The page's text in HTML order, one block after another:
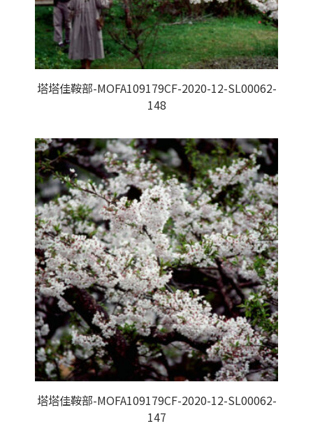
塔塔佳鞍部-MOFA109179CF-2020-12-SL00062-
148
塔塔佳鞍部-MOFA109179CF-2020-12-SL00062-
147